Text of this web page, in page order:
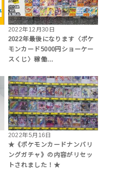
2022年12月30日
2022年最後になります〈ポケ
モンカード5000円ショーケー
スくじ〉稼働…
2022年5月16日
★《ポケモンカードナンバリ
ングガチャ》の内容がリセッ
トされました！★